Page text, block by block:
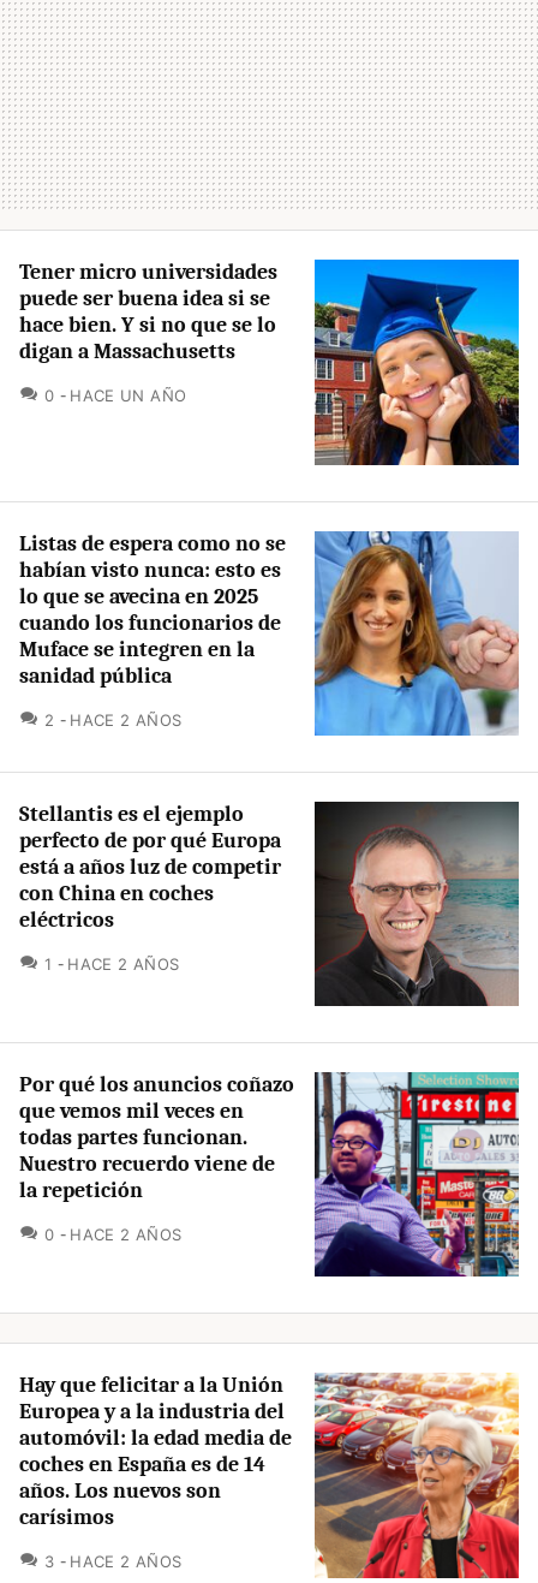
Tener micro universidades
puede ser buena idea si se
hace bien. Y si no que se lo
digan a Massachusetts
0 COMENTARIOS
HACE UN AÑO
Listas de espera como no se
habían visto nunca: esto es
lo que se avecina en 2025
cuando los funcionarios de
Muface se integren en la
sanidad pública
2 COMENTARIOS
HACE 2 AÑOS
Stellantis es el ejemplo
perfecto de por qué Europa
está a años luz de competir
con China en coches
eléctricos
1 COMENTARIOS
HACE 2 AÑOS
Por qué los anuncios coñazo
que vemos mil veces en
todas partes funcionan.
Nuestro recuerdo viene de
la repetición
0 COMENTARIOS
HACE 2 AÑOS
Hay que felicitar a la Unión
Europea y a la industria del
automóvil: la edad media de
coches en España es de 14
años. Los nuevos son
carísimos
3 COMENTARIOS
HACE 2 AÑOS